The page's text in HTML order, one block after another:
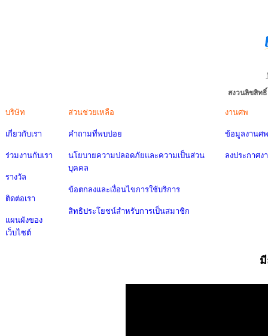
สงวนลิขสิท
บริษัท
เกี่ยวกับเรา
ร่วมงานกับเรา
รางวัล
ติดต่อเรา
แผนผังของ
เว็บไซต์
ส่วนช่วยเหลือ
คำถามที่พบบ่อย
นโยบายความปลอดภัยและความเป็นส่วน
บุคคล
ข้อตกลงและเงื่อนไขการใช้บริการ
สิทธิประโยชน์สำหรับการเป็นสมาชิก
งานศพ
ข้อมูลงานศพ
ลงประกาศง